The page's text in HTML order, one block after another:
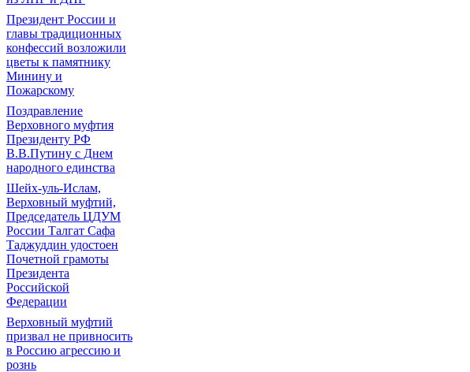
Президент России и
главы традиционных
конфессий возложили
цветы к памятнику
Минину и
Пожарскому
Поздравление
Верховного муфтия
Президенту РФ
В.В.Путину с Днем
народного единства
Шейх-уль-Ислам,
Верховный муфтий,
Председатель ЦДУМ
России Талгат Сафа
Таджуддин удостоен
Почетной грамоты
Президента
Российской
Федерации
Верховный муфтий
призвал не привносить
в Россию агрессию и
рознь